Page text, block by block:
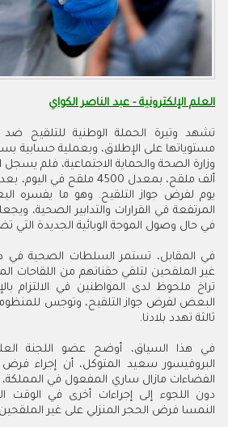
العلم الإلكترونية - عبد الناصر الكواي
تشهد وتيرة الحملة الوطنية للتلقيح
مستوياتها على الإطلاق، وبعملية حسابية
يوم لفرض جواز التلقيح. وهو ما يفسره
المرتفعة في القرارات والتدابير الصحية،
في حال وصول الموجة الوبائية الجديدة التي
في المقابل، تستمر السلطات الصحية في
غير الملقحين لتلقي حقناتهم من اللقاحات
تراخ ملحوظ لدى المواطنين في الالتزام
البعض لفرض جواز التلقيح، وتوجس
ثالثة تهدد بلادنا.
البروفيسور سعيد المتوكل، أن إجراء
الفضاءات مازال ساري المفعول في المملكة،
دون اللجوء إلى إجراءات أخرى في الوقت
النمسا فرض الحجر المنزلي على غير